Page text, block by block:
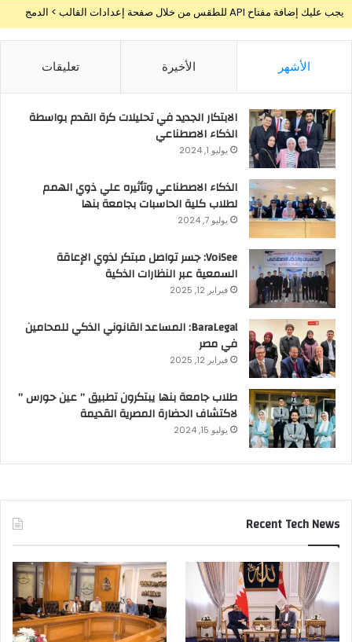
يجب عليك إضافة مفتاح API للطقس من خلال صفحة إعدادات القالب > الدمج
الأشهر الأخيرة تعليقات
الابتكار الجديد في تحليلات كرة القدم بواسطة
الذكاء الاصطناعي
يوليو 1, 2024
الذكاء الاصطناعي وتأثيره علي ذوي الهمم
لطلاب كلية الحاسبات بجامعة بنها
يوليو 7, 2024
VoiSee: جسر تواصل مبتكر لذوي الإعاقة
السمعية عبر النظارات الذكية
فبراير 12, 2025
BaraLegal: المساعد القانوني الذكي للمحامين
في مصر
فبراير 12, 2025
طلاب جامعة بنها يبتكرون تطبيق ” عين حورس ”
لاكتشاف الحضارة المصرية القديمة
يوليو 15, 2024
Recent Tech News